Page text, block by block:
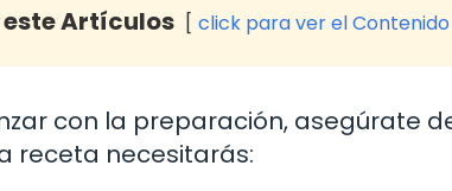
Artículos click para ver el Contenido
con la preparación, asegúrate
receta necesitarás: